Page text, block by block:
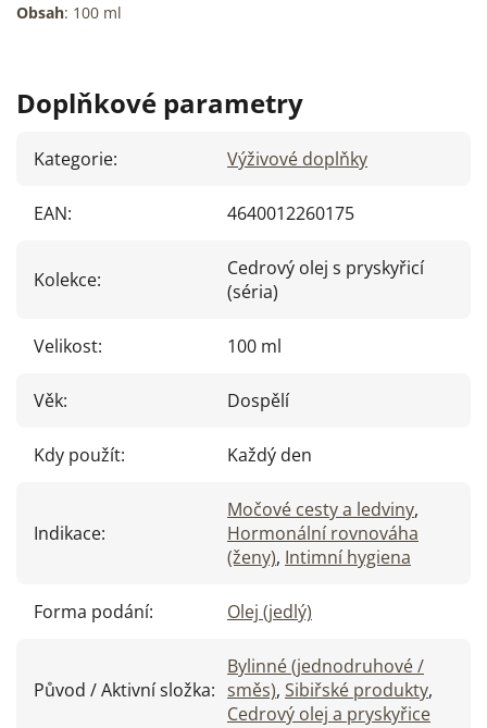
Obsah: 100 ml
Doplňkové parametry
Kategorie: Výživové doplňky
EAN: 4640012260175
Kolekce:
Cedrový olej s pryskyřicí
(séria)
Velikost: 100 ml
Věk: Dospělí
Kdy použít: Každý den
Indikace:
Močové cesty a ledviny,
Hormonální rovnováha
(ženy), Intimní hygiena
Forma podání: Olej (jedlý)
Původ / Aktivní složka:
Bylinné (jednodruhové /
směs), Sibiřské produkty,
Cedrový olej a pryskyřice